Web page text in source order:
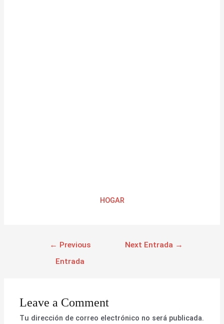
HOGAR
← Previous
Entrada
Next Entrada →
Leave a Comment
Tu dirección de correo electrónico no será publicada.